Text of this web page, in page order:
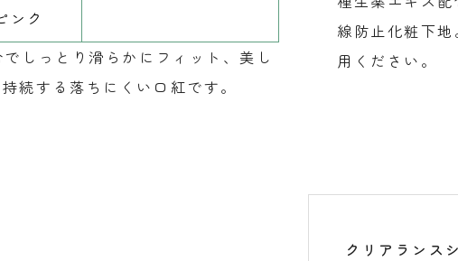
ンク
しっとり滑らかにフィット、美し
続する落ちにくい口紅です。
線防止化粧下
用ください。
クリアランス